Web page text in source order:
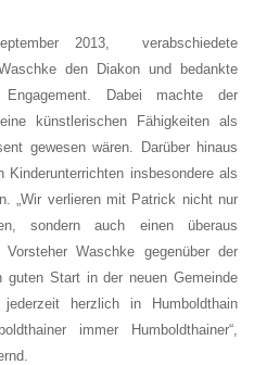
2013, verabschiedete
den Diakon und bedankte
Dabei machte der
künstlerischen Fähigkeiten als
gewesen wären. Darüber hinaus
insbesondere als
„Wir verlieren mit Patrick nicht nur
sondern auch einen überaus
Vorsteher Waschke gegenüber der
guten Start in der neuen Gemeinde
herzlich in Humboldthain
immer Humboldthainer“,